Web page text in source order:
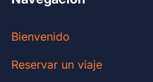
Bienvenido
Reservar un viaje